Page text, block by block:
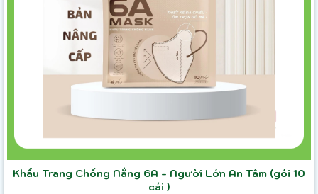
Khẩu Trang Chống Nắng 6A - Người Lớn An Tâm (gói 10
cái )